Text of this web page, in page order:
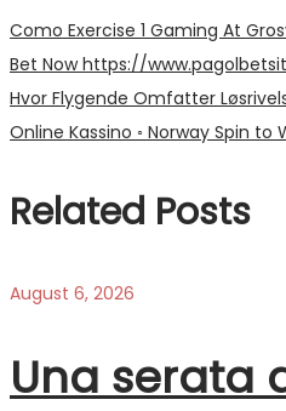
Post
navigation
Previous
post:
Como Exercise 1 Gaming At
Bet Now https://
Next
post:
Hvor Flygende Omfatter
Online Kassino ◦ Norway Spin
Related Posts
August 6, 2026
Una serata